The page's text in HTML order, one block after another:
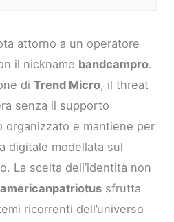
attorno a un operatore
il nickname bandcampro.
diTrend Micro, il threat
senza il supporto
organizzato e mantiene per
digitale modellata sul
La scelta dell’identità non
sfrutta
ricorrenti dell’universo